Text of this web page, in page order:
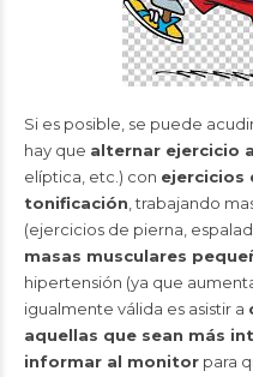
Si es posible, se puede
hay que alternar ejercicio
elíptica, etc.) con ejercicios
tonificación , trabajando
(ejercicios de pierna,
masas musculares
hipertensión (ya que
igualmente válida es asistir a
aquellas que sean más
informar al monitor para